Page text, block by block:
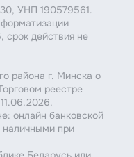
УНП 190579561.
срок действия не
района г. Минска о
реестре
онлайн банковской
наличными при